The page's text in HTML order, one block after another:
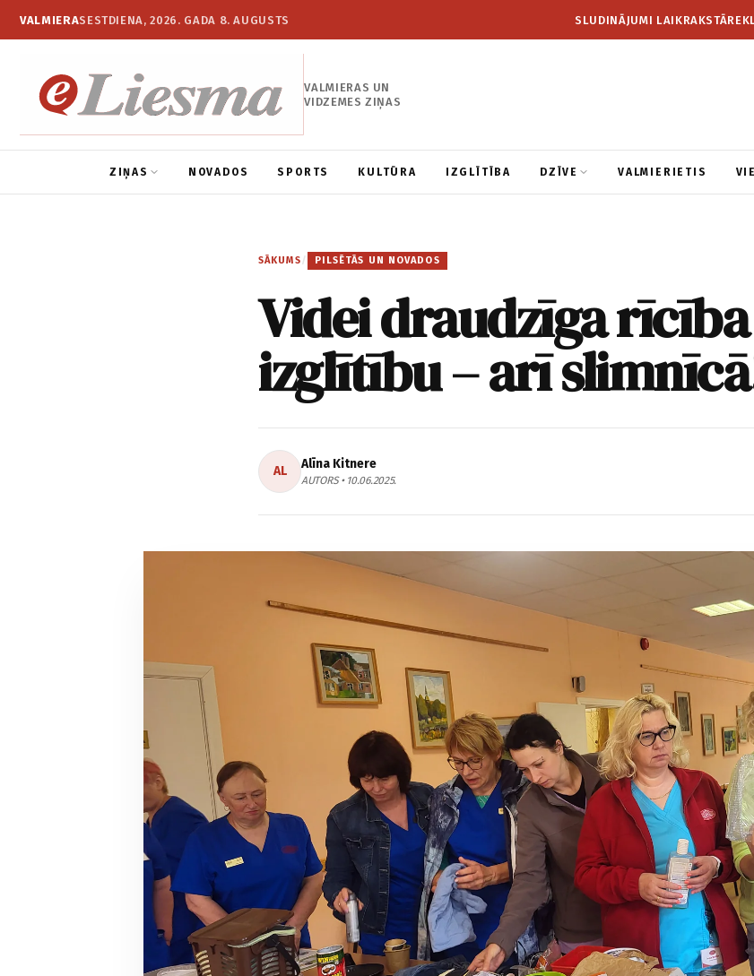
VALMIERASESTDIENA, 2026. GADA 8. AUGUSTS SLUDINĀJUMI LAIKRAKSTĀ
VALMIERAS UN
VIDZEMES ZIŅAS
ZIŅAS NOVADOS SPORTS KULTŪRA IZGLĪTĪBA DZĪVE VALMIERIETIS
SĀKUMS / PILSĒTĀS UN NOVADOS
Videi draudzīga
izglītību – arī
AL Alīna Kitnere
AUTORS • 10.06.2025.